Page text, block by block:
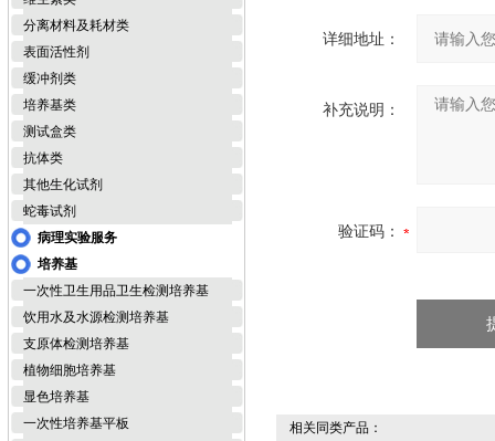
分离材料及耗材类
表面活性剂
缓冲剂类
培养基类
测试盒类
抗体类
其他生化试剂
蛇毒试剂
病理实验服务
培养基
一次性卫生用品卫生检测培养基
饮用水及水源检测培养基
支原体检测培养基
植物细胞培养基
显色培养基
一次性培养基平板
详细地址：
补充说明：
验证码：
相关同类产品：